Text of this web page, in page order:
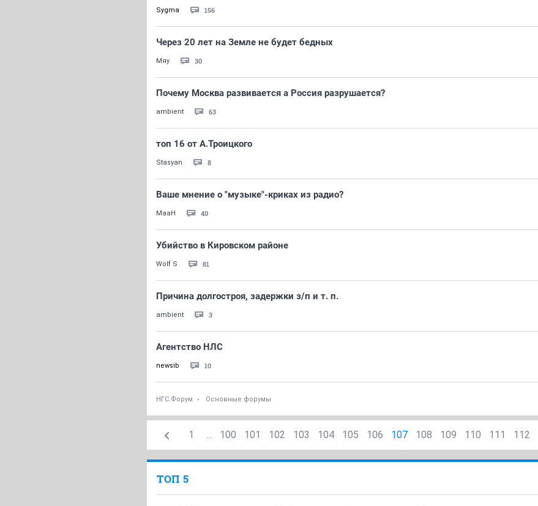
Sygma 156
Через 20 лет на Земле не будет бедных
Мяу 30
Почему Москва развивается а Россия разрушается?
ambient 63
топ 16 от А.Троицкого
Stasyan 8
Ваше мнение о "музыке"-криках из радио?
MaaH 40
Убийство в Кировском районе
Wolf S 81
Причина долгостроя, задержки з/п и т. п.
ambient 3
Агентство НЛС
newsib 10
НГС.Форум Основные форумы
1 ... 100 101 102 103 104 105 106 107 108 109 110 111 112
ТОП 5